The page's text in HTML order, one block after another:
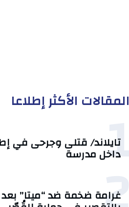
المقالات الأكثر إطلاعا
1
تايلاند/ قتلى وجرحى في
داخل مدرسة
غرامة ضخمة ضد “ميتا” بعد